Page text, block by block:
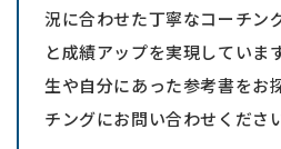
況に合わせた丁寧なコーチン
と成績アップを実現していま
生や自分にあった参考書をお
チングにお問い合わせください